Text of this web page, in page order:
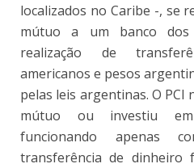
localizados no Caribe -, se
mútuo a um banco
realização de
americanos e pesos
pelas leis argentinas. O
mútuo ou investiu em
funcionando apenas
transferência de